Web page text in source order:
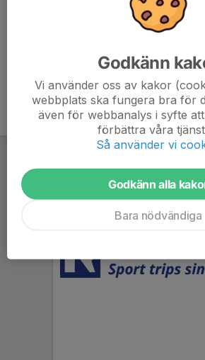
Godkänn
Vi använder oss av kakor
webbplats ska fungera bra för
även för webbanalys i syfte
förbättra våra
Så använder vi
Godkänn alla
Bara nödvändiga